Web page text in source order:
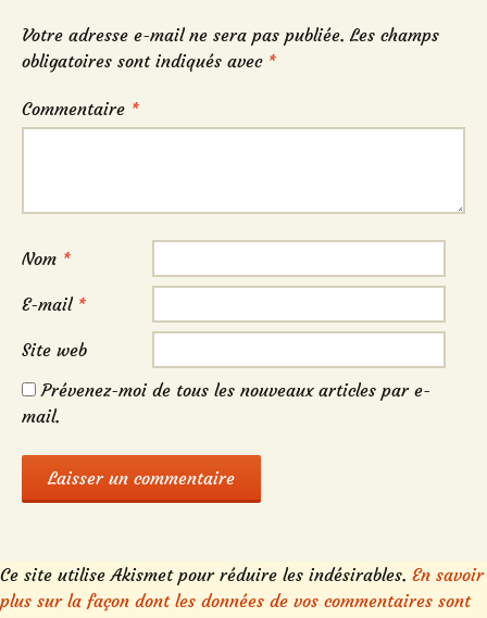
Votre adresse e-mail ne sera pas publiée. Les champs
obligatoires sont indiqués avec *
Commentaire *
Nom *
E-mail *
Site web
Prévenez-moi de tous les nouveaux articles par e-
mail.
Ce site utilise Akismet pour réduire les indésirables. En savoir
plus sur la façon dont les données de vos commentaires sont